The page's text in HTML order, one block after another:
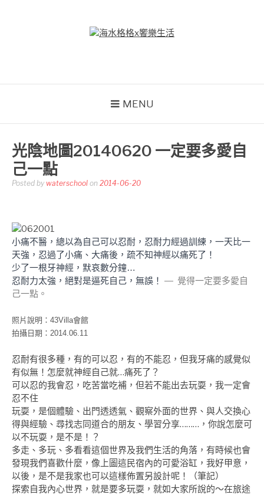
MENU
光陰地圖20140620 一定要多愛自
己一點
Posted by waterschool on 2014-06-20
小痛不醫，總以為自己可以忍耐，忍耐力經過訓練，一天比一
天強，忍過了小痛、大痛後，疏不知神經以痛死了！
少了一根牙神經，默哀數分鐘…
忍耐力太強，絕對是逼死自己，無誤！ — 覺得一定要多愛自
己一點。
照片說明：43Villa會館
拍攝日期：2014.06.11
忍耐有很多種，有的可以忍，有的不能忍，但我牙痛的感覺似
有似無！怎麼就神經自己就…痛死了？
可以忍的我會忍，吃苦當吃補，但若不能出去玩耍，我一定會
忍不住
玩耍，是個體驗、出門透透氣、觀察外面的世界、與人交換心
得與經驗、尋找志同道合的朋友、學習分享………，你說怎麼可
以不玩耍，是不是！？
多走、多玩、多看看這個世界及我們生活的角落，有時候也會
發現我們喜歡什麼，像上圖這民宿內的可愛浴缸，我好甲意，
以後，是不是我家也可以這樣佈置另設計呢！（筆記）
探索自我內心世界，就是要多玩耍，就如大家所說的～在旅途